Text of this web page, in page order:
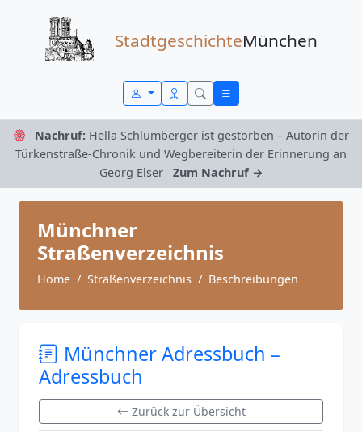
StadtgeschichteMünchen
Nachruf: Hella Schlumberger ist gestorben – Autorin der
Türkenstraße-Chronik und Wegbereiterin der Erinnerung an
Georg Elser
Zum Nachruf →
Münchner
Straßenverzeichnis
Home Straßenverzeichnis Beschreibungen
Münchner Adressbuch –
Adressbuch
Zurück zur Übersicht